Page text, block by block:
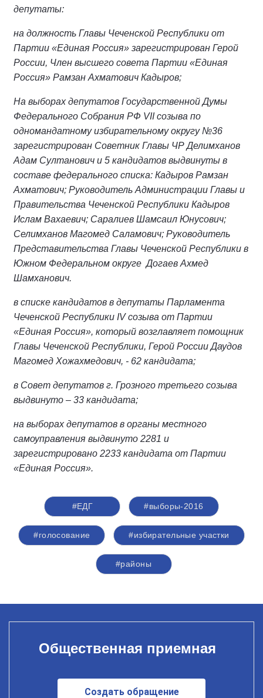
депутаты:
на должность Главы Чеченской Республики от
Партии «Единая Россия» зарегистрирован Герой
России, Член высшего совета Партии «Единая
Россия» Рамзан Ахматович Кадыров;
На выборах депутатов Государственной Думы
Федерального Собрания РФ VII созыва по
одномандатному избирательному округу №36
зарегистрирован Советник Главы ЧР Делимханов
Адам Султанович и 5 кандидатов выдвинуты в
составе федерального списка: Кадыров Рамзан
Ахматович; Руководитель Администрации Главы и
Правительства Чеченской Республики Кадыров
Ислам Вахаевич; Саралиев Шамсаил Юнусович;
Селимханов Магомед Саламович; Руководитель
Представительства Главы Чеченской Республики в
Южном Федеральном округе Догаев Ахмед
Шамханович.
в списке кандидатов в депутаты Парламента
Чеченской Республики IV созыва от Партии
«Единая Россия», который возглавляет помощник
Главы Чеченской Республики, Герой России Даудов
Магомед Хожахмедович, - 62 кандидата;
в Совет депутатов г. Грозного третьего созыва
выдвинуто – 33 кандидата;
на выборах депутатов в органы местного
самоуправления выдвинуто 2281 и
зарегистрировано 2233 кандидата от Партии
«Единая Россия».
#ЕДГ #выборы-2016
#голосование #избирательные участки
#районы
Общественная приемная
Создать обращение